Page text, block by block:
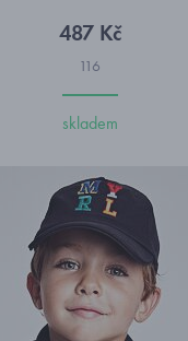
487 Kč
116
skladem